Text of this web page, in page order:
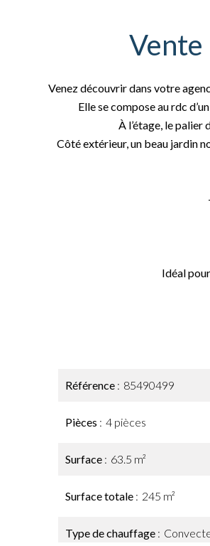
Venez découvrir dans votre
Elle se compose au rdc
À l’étage, le palier
Côté extérieur, un beau jardin
Idéal
Référence 85490499
Pièces 4 pièces
Surface 63.5 m²
Surface totale 245 m²
Type de chauffage